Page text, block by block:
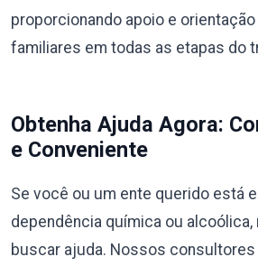
proporcionando apoio e
familiares em todas as etapas do
Obtenha Ajuda Agora:
e Conveniente
Se você ou um ente querido está
dependência química ou alcoólica,
buscar ajuda. Nossos